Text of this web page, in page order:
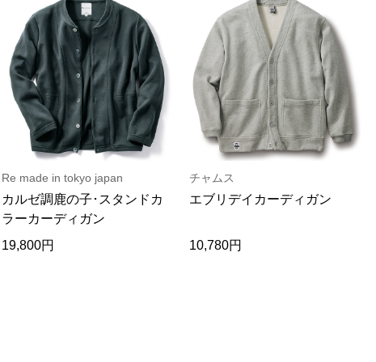
Re made in tokyo japan
カルゼ調鹿の子･スタンドカ
ラーカーディガン
19,800円
チャムス
エブリデイカーディガン
10,780円